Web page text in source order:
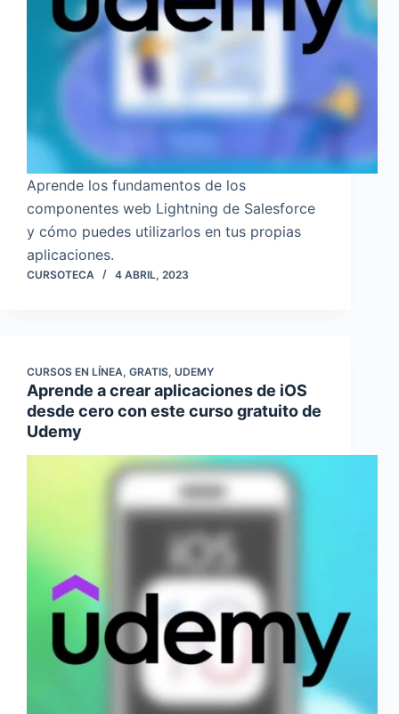
Aprende los fundamentos de los
componentes web Lightning de Salesforce
y cómo puedes utilizarlos en tus propias
aplicaciones.
CURSOTECA 4 ABRIL, 2023
CURSOS EN LÍNEA, GRATIS, UDEMY
Aprende a crear aplicaciones de iOS
desde cero con este curso gratuito de
Udemy